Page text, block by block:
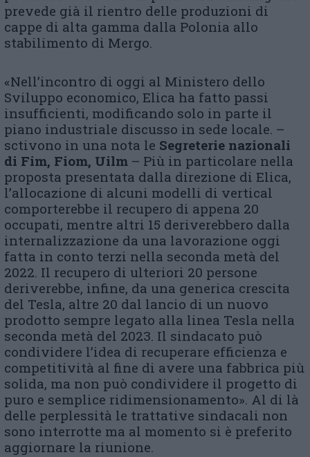
prevede già il rientro delle produzioni di
cappe di alta gamma dalla Polonia allo
stabilimento di Mergo.
«Nell’incontro di oggi al Ministero dello
Sviluppo economico, Elica ha fatto passi
insufficienti, modificando solo in parte il
piano industriale discusso in sede locale. –
sctivono in una nota le Segreterie nazionali
di Fim, Fiom, Uilm – Più in particolare nella
proposta presentata dalla direzione di Elica,
l’allocazione di alcuni modelli di vertical
comporterebbe il recupero di appena 20
occupati, mentre altri 15 deriverebbero dalla
internalizzazione da una lavorazione oggi
fatta in conto terzi nella seconda metà del
2022. Il recupero di ulteriori 20 persone
deriverebbe, infine, da una generica crescita
del Tesla, altre 20 dal lancio di un nuovo
prodotto sempre legato alla linea Tesla nella
seconda metà del 2023. Il sindacato può
condividere l’idea di recuperare efficienza e
competitività al fine di avere una fabbrica più
solida, ma non può condividere il progetto di
puro e semplice ridimensionamento». Al di là
delle perplessità le trattative sindacali non
sono interrotte ma al momento si è preferito
aggiornare la riunione.